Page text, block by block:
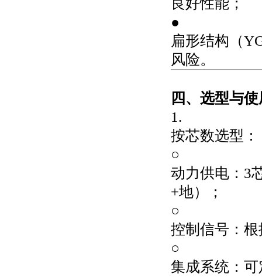
良好性能；
●
扁形结构（
风险。
四、选型与
1.
按芯数选型：
○
动力供电：3
+地）；
○
控制信号：
○
集成系统：